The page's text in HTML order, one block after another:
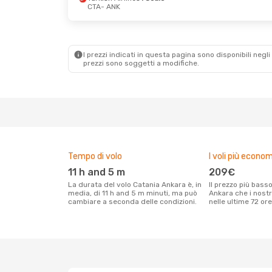
CTA- ANK
I prezzi indicati in questa pagina sono disponibili
prezzi sono soggetti a modifiche.
Tempo di volo
11 h and 5 m
La durata del volo Catania Ankara è, in
media, di 11 h and 5 m minuti, ma può
cambiare a seconda delle condizioni.
I voli più
209€
Il prezzo più basso per un volo Catania
Ankara che i
nelle ultime 72 ore